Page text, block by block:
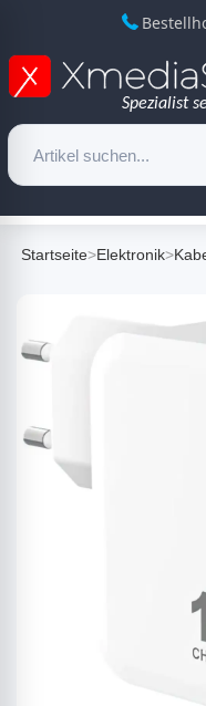
Startseite>Elektronik>